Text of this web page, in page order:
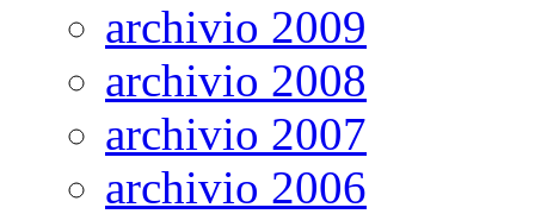
archivio 2009
archivio 2008
archivio 2007
archivio 2006